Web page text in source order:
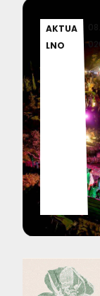
AKTUA
LNO
026